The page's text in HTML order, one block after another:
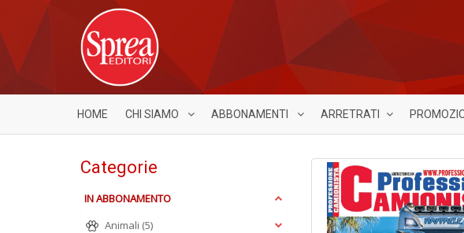
HOME CHI SIAMO ABBONAMENTI ARRETRATI
Categorie
IN ABBONAMENTO
Animali (5)